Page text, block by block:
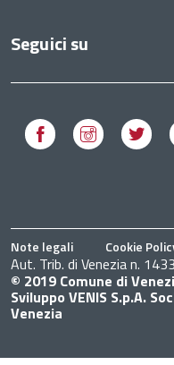
Seguici su
Facebook Instagram
Note legali Cookie
Aut. Trib. di Venezia n.
© 2019 Comune di
Sviluppo VENIS S.p.A.
Venezia